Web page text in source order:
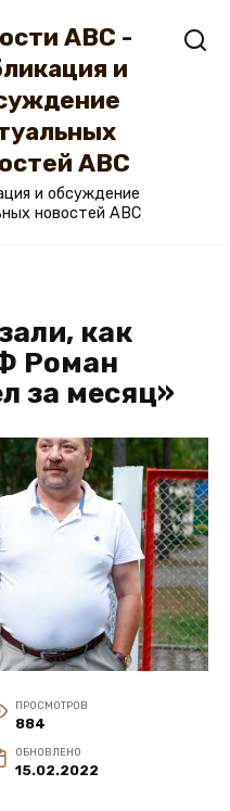
ABC -
и
ABC
и обсуждение
новостей ABC
как
Роман
за месяц»
ПРОСМОТРОВ
884
ОБНОВЛЕНО
15.02.2022